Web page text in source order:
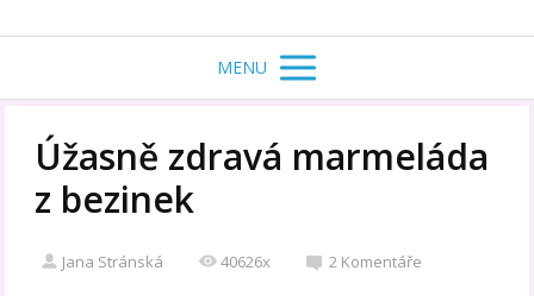
MENU
Úžasně zdravá marmeláda
z bezinek
Jana Stránská 40626x 2 Komentáře